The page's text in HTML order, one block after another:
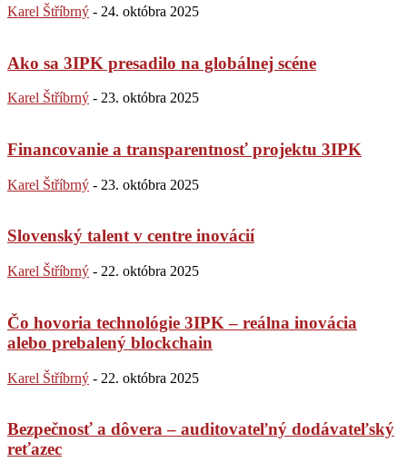
Karel Štříbrný - 24. októbra 2025
Ako sa 3IPK presadilo na globálnej scéne
Karel Štříbrný - 23. októbra 2025
Financovanie a transparentnosť projektu 3IPK
Karel Štříbrný - 23. októbra 2025
Slovenský talent v centre inovácií
Karel Štříbrný - 22. októbra 2025
Čo hovoria technológie 3IPK – reálna inovácia
alebo prebalený blockchain
Karel Štříbrný - 22. októbra 2025
Bezpečnosť a dôvera – auditovateľný dodávateľský
reťazec